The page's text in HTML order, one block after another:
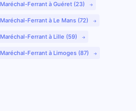
Maréchal-Ferrant à Guéret (23)
Maréchal-Ferrant à Le Mans (72)
Maréchal-Ferrant à Lille (59)
Maréchal-Ferrant à Limoges (87)